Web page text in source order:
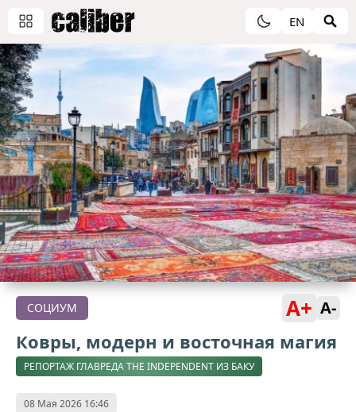
EN
СОЦИУМ A+ A-
Ковры, модерн и восточная магия
РЕПОРТАЖ ГЛАВРЕДА THE INDEPENDENT ИЗ БАКУ
08 Мая 2026 16:46